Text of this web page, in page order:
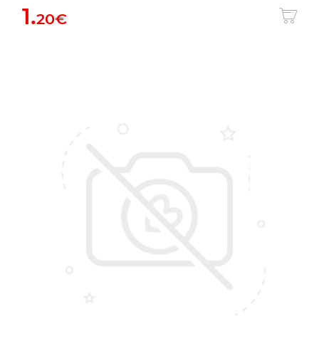
1.20€